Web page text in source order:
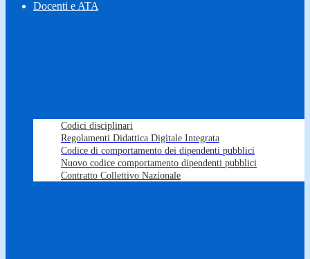
Docenti e ATA
Codici disciplinari
Regolamenti Didattica Digitale Integrata
Codice di comportamento dei dipendenti pubblici
Nuovo codice comportamento dipendenti pubblici
Contratto Collettivo Nazionale